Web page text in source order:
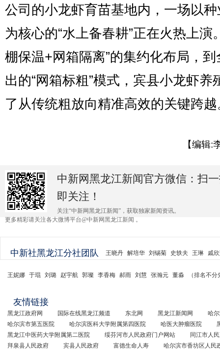
公司的小龙虾育苗基地内，一场以
为核心的“水上备春耕”正在火热上演
棚保温+网箱隔离”的集约化布局，到
出的“网箱标粗”模式，宾县小龙虾养
了从传统粗放向精准高效的关键跨越
【编辑:
中新网黑龙江新闻官方微信：扫
即关注！
关注“中新网黑龙江新闻”，获取独家新闻资讯。
更多精彩请关注各大微博平台@中新网黑龙江新闻 。
中新社黑龙江分社团队 王晓丹 解培华 刘锡菊 史轶夫 王琳 戚
王妮娜 于琨 刘璐 赵宇航 郭璨 李香梅 郝雨 刘慧 张瀚元 董淼 （排名不
友情链接
黑龙江政府网 国际在线黑龙江频道 东北网 黑龙江新闻网
哈
哈尔滨市第五医院
哈尔滨医科大学附属第四医院 哈医大肿瘤医院
黑龙江中医药大学附属第二医院
绥芬河市人民政府门户网站
同江市人
拜泉县人民政府
宾县人民政府 富德生命人寿 哈尔滨市香坊区人民